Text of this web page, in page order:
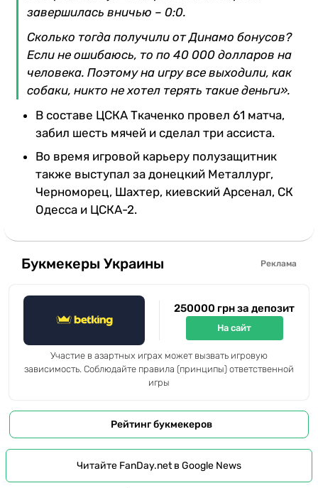
завершилась вничью – 0:0.
Сколько тогда получили от Динамо бонусов?
Если не ошибаюсь, то по 40 000 долларов на
человека. Поэтому на игру все выходили, как
собаки, никто не хотел терять такие деньги».
В составе ЦСКА Ткаченко провел 61 матча,
забил шесть мячей и сделал три ассиста.
Во время игровой карьеру полузащитник
также выступал за донецкий Металлург,
Черноморец, Шахтер, киевский Арсенал, СК
Одесса и ЦСКА-2.
Букмекеры Украины Реклама
250000 грн за депозит
На сайт
Участие в азартных играх может вызвать игровую
зависимость. Соблюдайте правила (принципы) ответственной
игры
Рейтинг букмекеров
Читайте FanDay.net в Google News